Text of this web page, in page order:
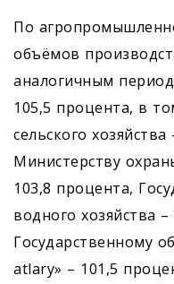
По
объёмов
аналогичным
105,5 процента, в
сельского
Министерству
103,8 процента,
водного хозяйства
Государственному
atlary» – 101,5